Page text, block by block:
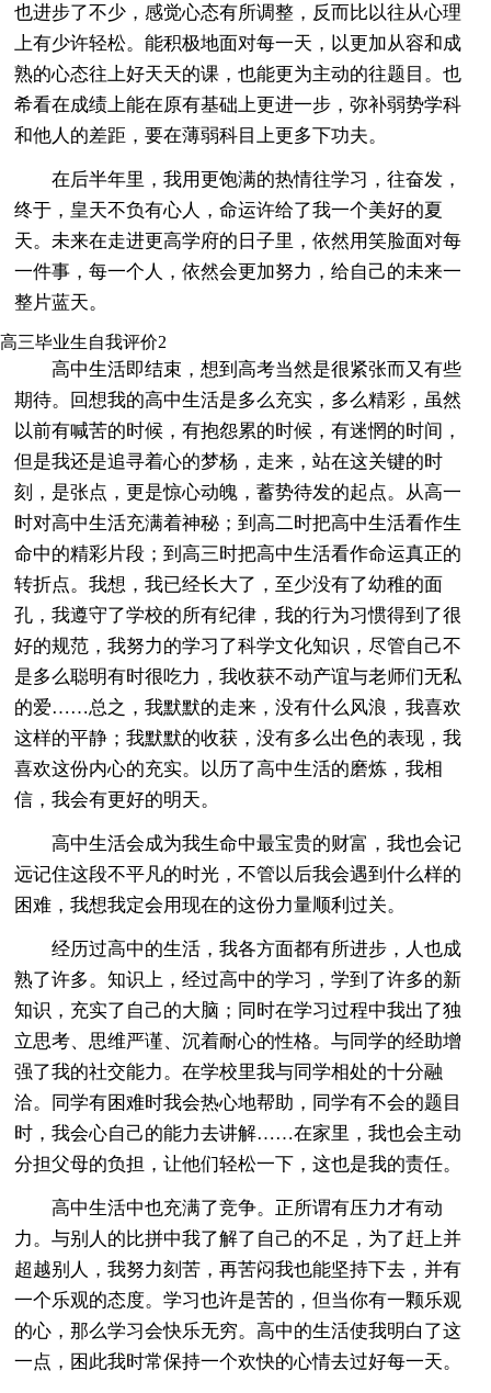
也进步了不少，感觉心态有所调整，反而比以往从心理
上有少许轻松。能积极地面对每一天，以更加从容和成
熟的心态往上好天天的课，也能更为主动的往题目。也
希看在成绩上能在原有基础上更进一步，弥补弱势学科
和他人的差距，要在薄弱科目上更多下功夫。
在后半年里，我用更饱满的热情往学习，往奋发，
终于，皇天不负有心人，命运许给了我一个美好的夏
天。未来在走进更高学府的日子里，依然用笑脸面对每
一件事，每一个人，依然会更加努力，给自己的未来一
整片蓝天。
高三毕业生自我评价2
高中生活即结束，想到高考当然是很紧张而又有些
期待。回想我的高中生活是多么充实，多么精彩，虽然
以前有喊苦的时候，有抱怨累的时候，有迷惘的时间，
但是我还是追寻着心的梦杨，走来，站在这关键的时
刻，是张点，更是惊心动魄，蓄势待发的起点。从高一
时对高中生活充满着神秘；到高二时把高中生活看作生
命中的精彩片段；到高三时把高中生活看作命运真正的
转折点。我想，我已经长大了，至少没有了幼稚的面
孔，我遵守了学校的所有纪律，我的行为习惯得到了很
好的规范，我努力的学习了科学文化知识，尽管自己不
是多么聪明有时很吃力，我收获不动产谊与老师们无私
的爱……总之，我默默的走来，没有什么风浪，我喜欢
这样的平静；我默默的收获，没有多么出色的表现，我
喜欢这份内心的充实。以历了高中生活的磨炼，我相
信，我会有更好的明天。
高中生活会成为我生命中最宝贵的财富，我也会记
远记住这段不平凡的时光，不管以后我会遇到什么样的
困难，我想我定会用现在的这份力量顺利过关。
经历过高中的生活，我各方面都有所进步，人也成
熟了许多。知识上，经过高中的学习，学到了许多的新
知识，充实了自己的大脑；同时在学习过程中我出了独
立思考、思维严谨、沉着耐心的性格。与同学的经助增
强了我的社交能力。在学校里我与同学相处的十分融
洽。同学有困难时我会热心地帮助，同学有不会的题目
时，我会心自己的能力去讲解……在家里，我也会主动
分担父母的负担，让他们轻松一下，这也是我的责任。
高中生活中也充满了竞争。正所谓有压力才有动
力。与别人的比拼中我了解了自己的不足，为了赶上并
超越别人，我努力刻苦，再苦闷我也能坚持下去，并有
一个乐观的态度。学习也许是苦的，但当你有一颗乐观
的心，那么学习会快乐无穷。高中的生活使我明白了这
一点，困此我时常保持一个欢快的心情去过好每一天。